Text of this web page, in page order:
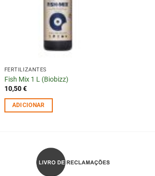
FERTILIZANTES
Fish Mix 1 L (Biobizz)
10,50€
ADICIONAR